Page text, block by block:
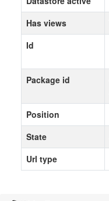
Has views
Id
Package id
Position
State
Url type